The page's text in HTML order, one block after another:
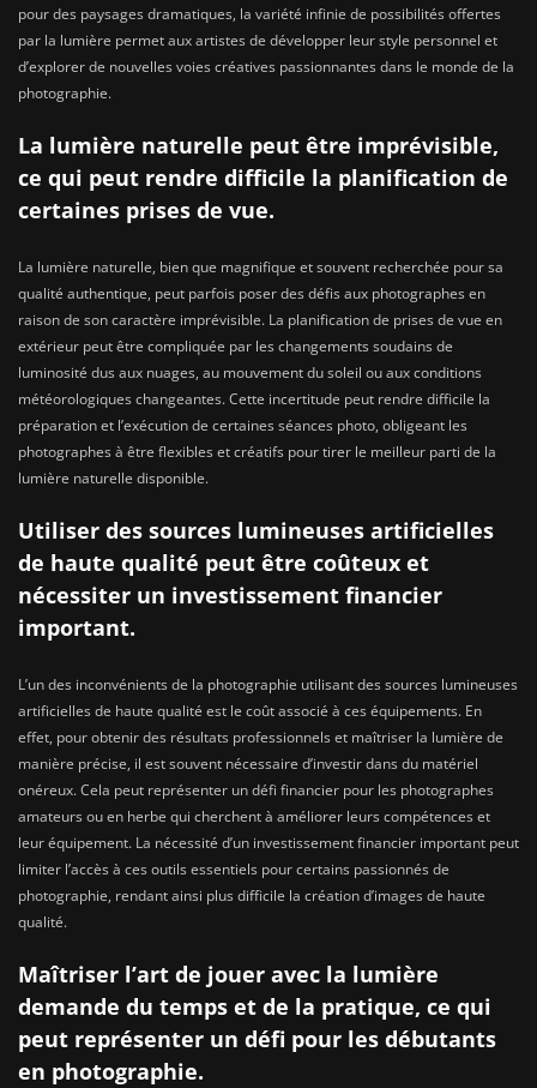
pour des paysages dramatiques, la variété infinie de possibilités offertes
par la lumière permet aux artistes de développer leur style personnel et
d’explorer de nouvelles voies créatives passionnantes dans le monde de la
photographie.
La lumière naturelle peut être imprévisible,
ce qui peut rendre difficile la planification de
certaines prises de vue.
La lumière naturelle, bien que magnifique et souvent recherchée pour sa
qualité authentique, peut parfois poser des défis aux photographes en
raison de son caractère imprévisible. La planification de prises de vue en
extérieur peut être compliquée par les changements soudains de
luminosité dus aux nuages, au mouvement du soleil ou aux conditions
météorologiques changeantes. Cette incertitude peut rendre difficile la
préparation et l’exécution de certaines séances photo, obligeant les
photographes à être flexibles et créatifs pour tirer le meilleur parti de la
lumière naturelle disponible.
Utiliser des sources lumineuses artificielles
de haute qualité peut être coûteux et
nécessiter un investissement financier
important.
L’un des inconvénients de la photographie utilisant des sources lumineuses
artificielles de haute qualité est le coût associé à ces équipements. En
effet, pour obtenir des résultats professionnels et maîtriser la lumière de
manière précise, il est souvent nécessaire d’investir dans du matériel
onéreux. Cela peut représenter un défi financier pour les photographes
amateurs ou en herbe qui cherchent à améliorer leurs compétences et
leur équipement. La nécessité d’un investissement financier important peut
limiter l’accès à ces outils essentiels pour certains passionnés de
photographie, rendant ainsi plus difficile la création d’images de haute
qualité.
Maîtriser l’art de jouer avec la lumière
demande du temps et de la pratique, ce qui
peut représenter un défi pour les débutants
en photographie.